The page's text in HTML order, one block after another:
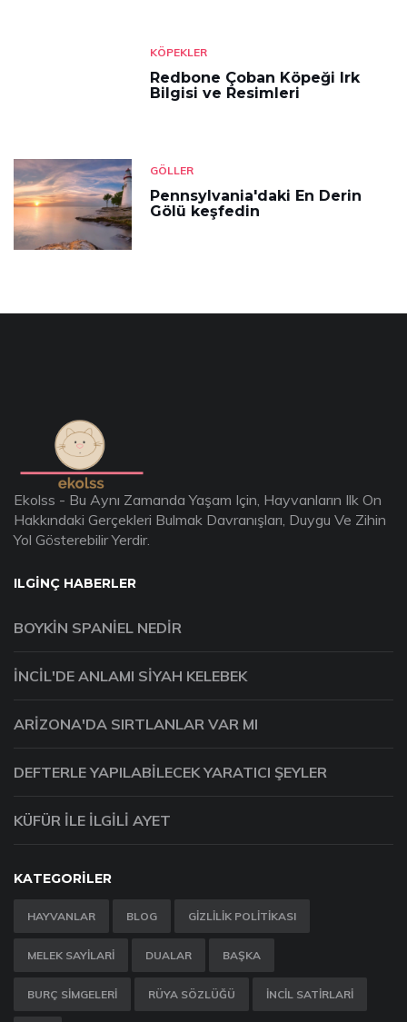
KÖPEKLER
Redbone Çoban Köpeği Irk
Bilgisi ve Resimleri
GÖLLER
Pennsylvania'daki En Derin
Gölü keşfedin
Ekolss - Bu Aynı Zamanda Yaşam Için, Hayvanların Ilk On
Hakkındaki Gerçekleri Bulmak Davranışları, Duygu Ve Zihin
Yol Gösterebilir Yerdir.
ILGINÇ HABERLER
BOYKIN SPANIEL NEDIR
İNCIL'DE ANLAMI SIYAH KELEBEK
ARIZONA'DA SIRTLANLAR VAR MI
DEFTERLE YAPILABILECEK YARATICI ŞEYLER
KÜFÜR ILE ILGILI AYET
KATEGORILER
HAYVANLAR BLOG GIZLILIK POLITIKASI
MELEK SAYILARI DUALAR BAŞKA
BURÇ SIMGELERI RÜYA SÖZLÜĞÜ İNCIL SATIRLARI